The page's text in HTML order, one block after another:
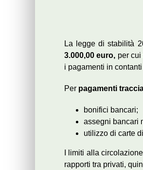
La legge di stabilità
3.000,00 euro, per
i pagamenti in
Per pagamenti
bonifici bancari;
assegni bancari
utilizzo di carte
I limiti alla
rapporti tra privati,